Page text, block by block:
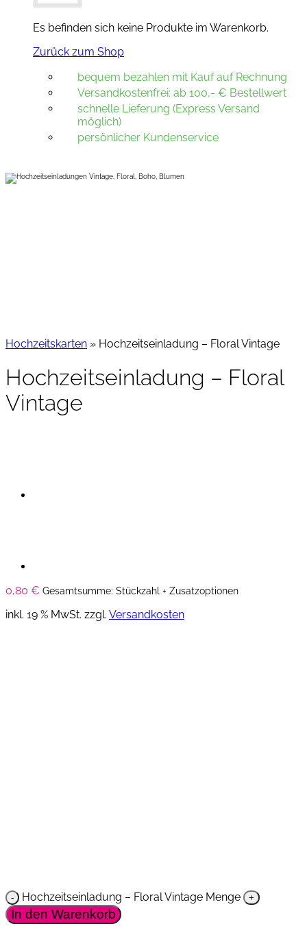
Es befinden sich keine Produkte im Warenkorb.
Zurück zum Shop
bequem bezahlen mit Kauf auf Rechnung
Versandkostenfrei: ab 100,- € Bestellwert
schnelle Lieferung (Express Versand
möglich)
persönlicher Kundenservice
Hochzeitskarten » Hochzeitseinladung – Floral Vintage
Hochzeitseinladung – Floral
Vintage
0,80 € Gesamtsumme: Stückzahl + Zusatzoptionen
inkl. 19 % MwSt. zzgl. Versandkosten
Hochzeitseinladung – Floral Vintage Menge
In den Warenkorb